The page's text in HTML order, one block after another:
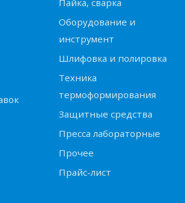
Оборудование и
инструмент
Шлифовка и полировка
Техника
термоформирования
Защитные средства
Пресса лабораторные
Прочее
Прайс-лист